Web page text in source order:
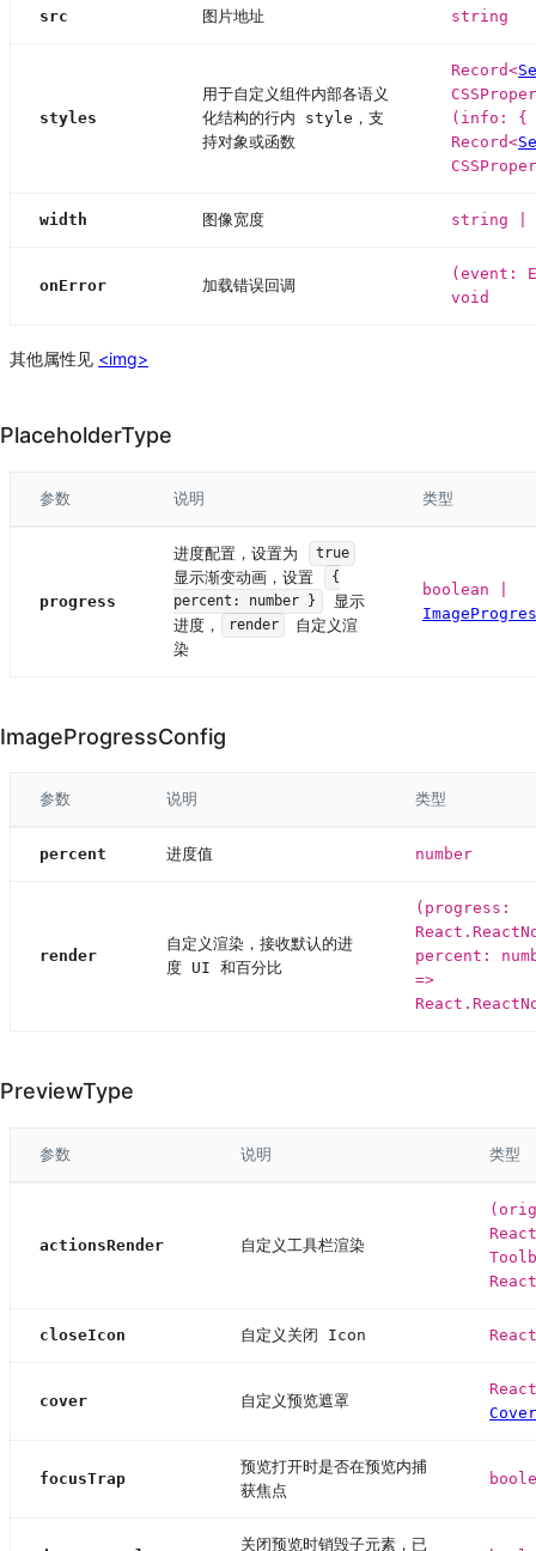
src 图片地址 string
styles
用于自定义组件内部各语义
化结构的行内 style，支
持对象或函数
Record<
(info: {
Record<
width 图像宽度 string |
onError 加载错误回调
(event:
void
其他属性见 <img>
PlaceholderType
参数 说明 类型
progress
进度配置，设置为 true
显示渐变动画，设置
{
percent: number }
显示
进度，
render
自定义渲
染
boolean |
ImageProgressConfig
参数 说明 类型
percent 进度值 number
render
自定义渲染，接收默认的进
度 UI 和百分比
(progress:
percent:
=>
PreviewType
参数 说明 类型
actionsRender 自定义工具栏渲染
closeIcon 自定义关闭 Icon
cover 自定义预览遮罩
focusTrap
预览打开时是否在预览内捕
获焦点
关闭预览时销毁子元素，已